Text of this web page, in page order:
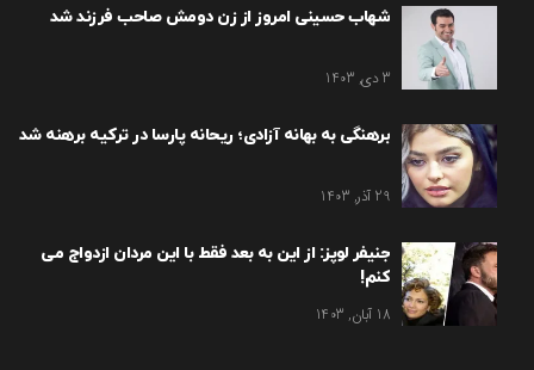
شهاب حسینی امروز از زن دومش صاحب فرزند شد
3 دی, 1403
برهنگی به بهانه آزادی؛ ریحانه پارسا در ترکیه برهنه شد
29 آذر, 1403
جنیفر لوپز: از این به بعد فقط با این مردان ازدواج می
کنم!
18 آبان, 1403